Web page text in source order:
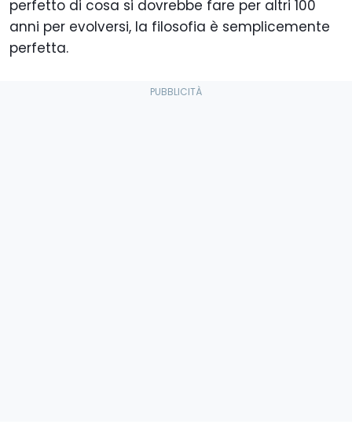
perfetto di cosa si dovrebbe fare per altri 100
anni per evolversi, la filosofia è semplicemente
perfetta.